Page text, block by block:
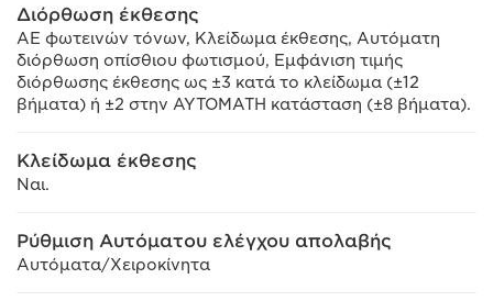
Διόρθωση έκθεσης
AE φωτεινών τόνων, Κλείδωμα έκθεσης, Αυτόματη
διόρθωση οπίσθιου φωτισμού, Εμφάνιση τιμής
διόρθωσης έκθεσης ως ±3 κατά το κλείδωμα (±12
βήματα) ή ±2 στην ΑΥΤΟΜΑΤΗ κατάσταση (±8 βήματα).
Κλείδωμα έκθεσης
Ναι.
Ρύθμιση Αυτόματου ελέγχου απολαβής
Αυτόματα/Χειροκίνητα